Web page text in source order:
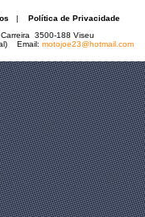
| Política de Privacidade
3500-188 Viseu
Email: motojoe23@hotmail.com